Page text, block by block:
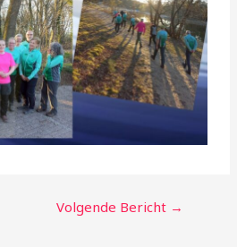
Volgende Bericht →